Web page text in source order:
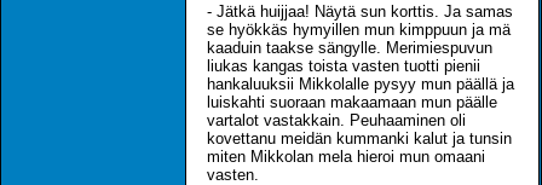
- Jätkä huijjaa! Näytä sun korttis. Ja samas
se hyökkäs hymyillen mun kimppuun ja mä
kaaduin taakse sängylle. Merimiespuvun
liukas kangas toista vasten tuotti pienii
hankaluuksii Mikkolalle pysyy mun päällä ja
luiskahti suoraan makaamaan mun päälle
vartalot vastakkain. Peuhaaminen oli
kovettanu meidän kummanki kalut ja tunsin
miten Mikkolan mela hieroi mun omaani
vasten.